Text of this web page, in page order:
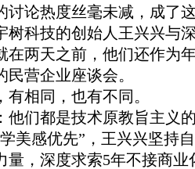
讨论热度丝毫未减，成了
树科技的创始人王兴兴与
在两天之前，他们还作为
民营企业座谈会。
有相同，也有不同。
他们都是技术原教旨主义
美感优先”，王兴兴坚持
量，深度求索5年不接商